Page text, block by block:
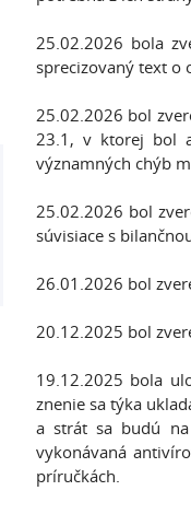
25.02.2026 bola
sprecizovaný text o
25.02.2026 bol
23.1, v ktorej bol
významných chýb
25.02.2026 bol
súvisiace s
26.01.2026 bol
20.12.2025 bol
19.12.2025 bola
znenie sa týka
a strát sa budú
vykonávaná
príručkách.